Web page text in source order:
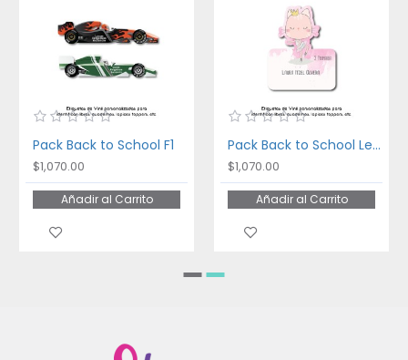
Pack Back to School F1
$1,070.00
Añadir al Carrito
Pack Back to School Let's Dance
$1,070.00
Añadir al Carrito